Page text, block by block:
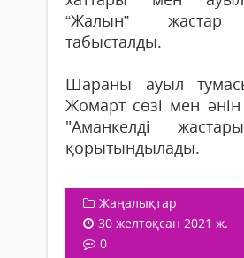
“Жалын” жастар
табысталды.
Шараны ауыл
Жомарт сөзі мен әнін
"Аманкелді
қорытындылады.
Жаңалықтар
30 желтоқсан 2021 ж.
0